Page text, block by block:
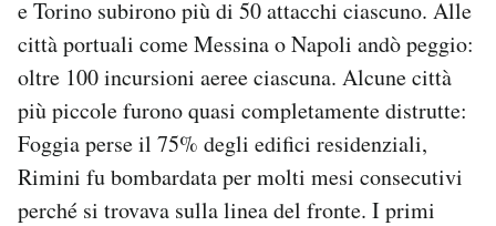
e Torino subirono più di 50 attacchi ciascuno. Alle
città portuali come Messina o Napoli andò peggio:
oltre 100 incursioni aeree ciascuna. Alcune città
più piccole furono quasi completamente distrutte:
Foggia perse il 75% degli edifici residenziali,
Rimini fu bombardata per molti mesi consecutivi
perché si trovava sulla linea del fronte. I primi